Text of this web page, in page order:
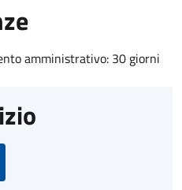
amministrativo: 30 giorni